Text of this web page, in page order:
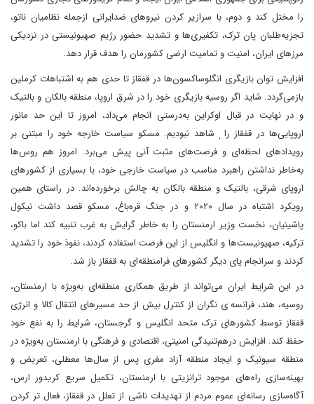
را مختل کند و دوم، با سرازیر کردن نیروهای ضدایرانی ازجمله نظامیان ناتو،
تجزیه‌طلبان پان ترک، تکفیری‌ها و تشدید حضور رژیم صهیونیستی در نزدیکی
مرزهای ایران، امنیت و تمامیت ارضی کشورمان را هدف قرار دهد.
افزایش توان بازیگری انگلوساکسون‌ها در قفقاز تا حدی هم به اشتباهات کرملین
بازمی‌گردد. شاید اگر روسیه بازیگری خود را در شرق اروپا، منطقه بالکان و بالتیک
و در نهایت در قبال اوکراین به‌درستی انجام می‌داد، امروز تا این حد مانور
اروپایی‌ها در قفقاز را ٖ شاهد نبودیم. مسکو سیاست خارجه خود را مبتنی بر
رویدادهای لحظه‌ای و فرصت‌های مثبت آنی پیش می‌برد. امروز هم روس‌ها
به‌خاطر نداشتن راهبرد مناسب در سیاست خارجی خود، با بسیاری از کشورهای
اروپای شرقی، بالتیک و منطقه بالکان به چالش برخورده‌اند. در راستای همین
رویکرد اشتباه در سال ۲۰۲۰ و در جنگ قره‌باغ، مسکو قصد داشت نیکول
پاشینیان، نخست وزیر ارمنستان را به خاطر گرایش به غرب تنبیه کند اما باکو،
ترکیه، صهیونیست‌ها و انگلیس از این فرصت استفاده کردند، نفوذ خود را تشدید
کردند و سرانجام پای دیگر کشورهای فرامنطقه‌ای به قفقاز باز شد.
در این شرایط ایران می‌تواند از طریق همکاری منطقه‌ای به‌ویژه با ارمنستان،
روسیه، هند، فرانسه ی نگران از کنترل بیش از حد مسیرهای انتقال کالا و انرژی
قفقاز توسط کشورهای ترک متحد انگلیس و گرجستان، شرایط را به نفع خود
حفظ کند. افزایش درهم‌تنیدگی امنیتی، اقتصادی و فرهنگی با ارمنستان به‌ویژه در
منطقه سیونیک و ایجاد منطقه آزاد مغری پس از سال‌ها معطلی، تعریض و
بهینه‌سازی راه‌های موجود ترانزیتی با ارمنستان، تکمیل سریع کریدور ارس،
آگاه‌سازی رسانه‌ای عموم مردم از تهدیدات ناشی از تعلل در قفقاز، فعال تر کردن